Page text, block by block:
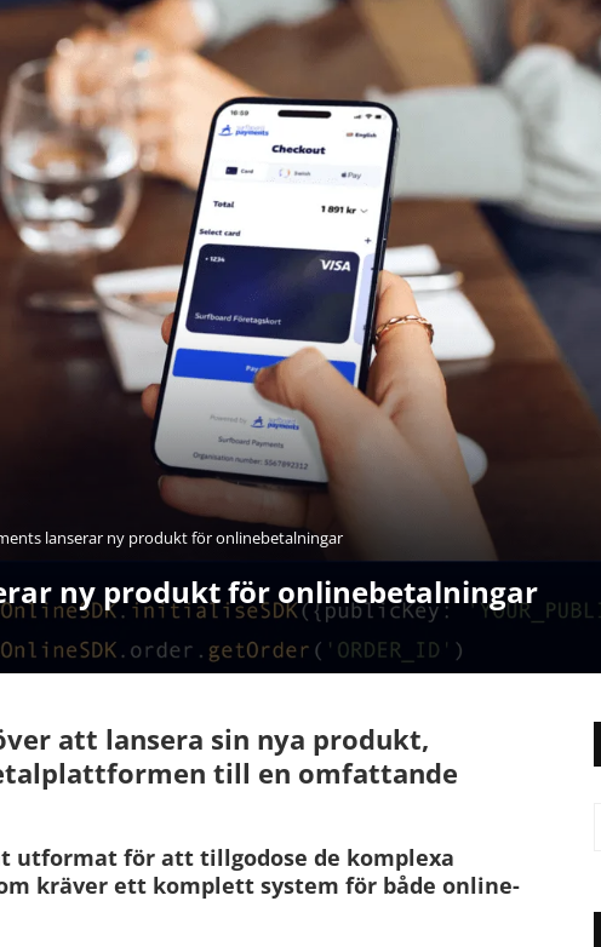
lanserar ny produkt för onlinebetalningar
ny produkt för onlinebetalningar
att lansera sin nya produkt,
till en omfattande
utformat för att tillgodose de komplexa
kräver ett komplett system för både online-